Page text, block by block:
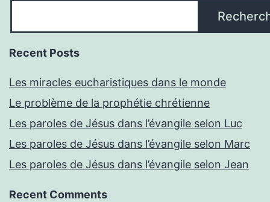
Recent Posts
Les miracles eucharistiques dans le monde
Le problème de la prophétie chrétienne
Les paroles de Jésus dans l’évangile selon Luc
Les paroles de Jésus dans l’évangile selon Marc
Les paroles de Jésus dans l’évangile selon Jean
Recent Comments